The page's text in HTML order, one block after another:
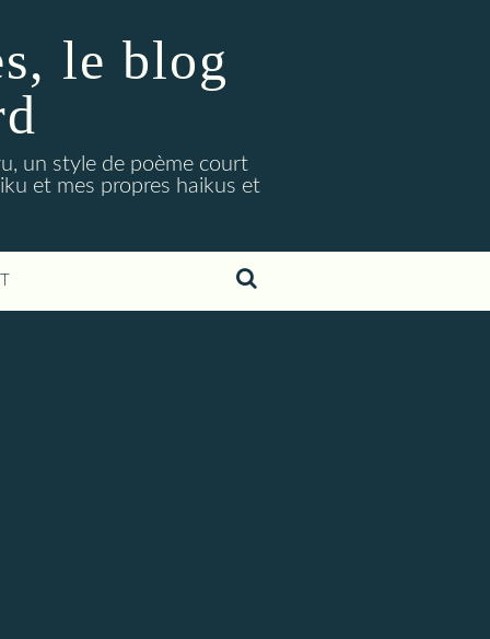
le blog
un style de poème court
et mes propres haikus et